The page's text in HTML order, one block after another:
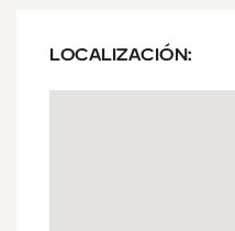
LOCALIZACIÓN: